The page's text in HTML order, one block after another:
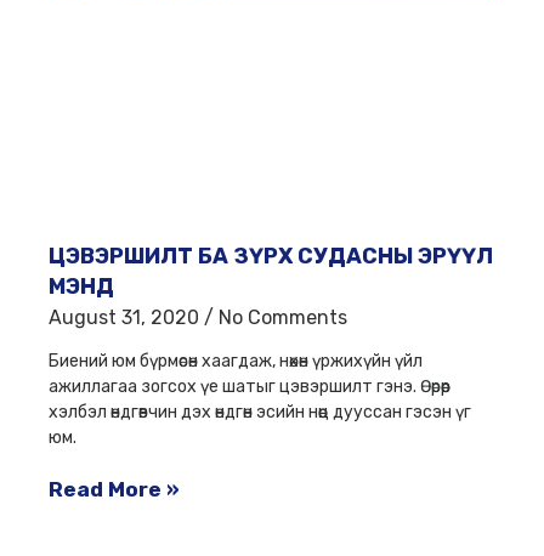
ЦЭВЭРШИЛТ БА ЗҮРХ СУДАСНЫ ЭРҮҮЛ
МЭНД
August 31, 2020 No Comments
Биений юм бүрмөсөн хаагдаж, нөхөн үржихүйн үйл
ажиллагаа зогсох үе шатыг цэвэршилт гэнэ. Өөрөөр
хэлбэл өндгөвчин дэх өндгөн эсийн нөөц дууссан гэсэн үг
юм.
Read More »